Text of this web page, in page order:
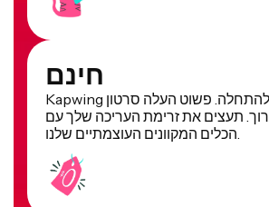
חינם
Kapwing לגמרי חינמי להתחלה. פשוט העלה סרטון
תעצים את זרימת העריכה שלך עם